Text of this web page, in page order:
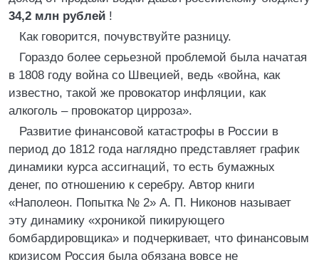
34,2 млн рублей !
Как говорится, почувствуйте разницу.
Гораздо более серьезной проблемой была начатая
в 1808 году война со Швецией, ведь «война, как
известно, такой же провокатор инфляции, как
алкоголь – провокатор цирроза».
Развитие финансовой катастрофы в России в
период до 1812 года наглядно представляет график
динамики курса ассигнаций, то есть бумажных
денег, по отношению к серебру. Автор книги
«Наполеон. Попытка № 2» А. П. Никонов называет
эту динамику «хроникой пикирующего
бомбардировщика» и подчеркивает, что финансовым
кризисом Россия была обязана вовсе не